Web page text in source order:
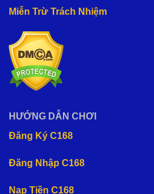
Miễn Trừ Trách Nhiệm
HƯỚNG DẪN CHƠI
Đăng Ký C168
Đăng Nhập C168
Nạp Tiền C168